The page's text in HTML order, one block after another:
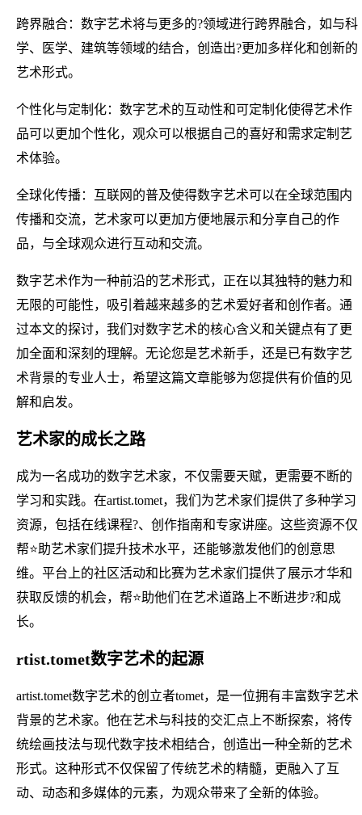
跨界融合：数字艺术将与更多的?领域进行跨界融合，如与科
学、医学、建筑等领域的结合，创造出?更加多样化和创新的
艺术形式。
个性化与定制化：数字艺术的互动性和可定制化使得艺术作
品可以更加个性化，观众可以根据自己的喜好和需求定制艺
术体验。
全球化传播：互联网的普及使得数字艺术可以在全球范围内
传播和交流，艺术家可以更加方便地展示和分享自己的作
品，与全球观众进行互动和交流。
数字艺术作为一种前沿的艺术形式，正在以其独特的魅力和
无限的可能性，吸引着越来越多的艺术爱好者和创作者。通
过本文的探讨，我们对数字艺术的核心含义和关键点有了更
加全面和深刻的理解。无论您是艺术新手，还是已有数字艺
术背景的专业人士，希望这篇文章能够为您提供有价值的见
解和启发。
艺术家的成长之路
成为一名成功的数字艺术家，不仅需要天赋，更需要不断的
学习和实践。在artist.tomet，我们为艺术家们提供了多种学习
资源，包括在线课程?、创作指南和专家讲座。这些资源不仅
帮⭐助艺术家们提升技术水平，还能够激发他们的创意思
维。平台上的社区活动和比赛为艺术家们提供了展示才华和
获取反馈的机会，帮⭐助他们在艺术道路上不断进步?和成
长。
rtist.tomet数字艺术的起源
artist.tomet数字艺术的创立者tomet，是一位拥有丰富数字艺术
背景的艺术家。他在艺术与科技的交汇点上不断探索，将传
统绘画技法与现代数字技术相结合，创造出一种全新的艺术
形式。这种形式不仅保留了传统艺术的精髓，更融入了互
动、动态和多媒体的元素，为观众带来了全新的体验。